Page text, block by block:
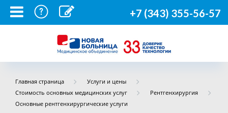
+7 (343) 355-56-57
Главная страница
Услуги и цены
Стоимость основных медицинских услуг
Рентгенхирургия
Основные рентгенхирургические услуги